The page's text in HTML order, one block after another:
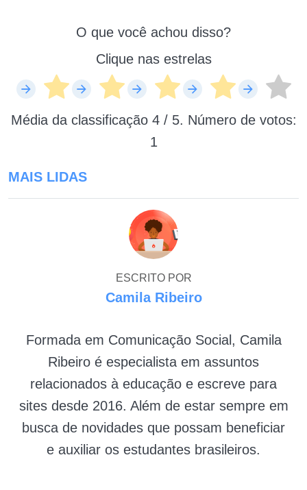
O que você achou disso?
Clique nas estrelas
Média da classificação 4/ 5. Número de votos:
1
MAIS LIDAS
ESCRITO POR
Camila Ribeiro
Formada em Comunicação Social, Camila
Ribeiro é especialista em assuntos
relacionados à educação e escreve para
sites desde 2016. Além de estar sempre em
busca de novidades que possam beneficiar
e auxiliar os estudantes brasileiros.